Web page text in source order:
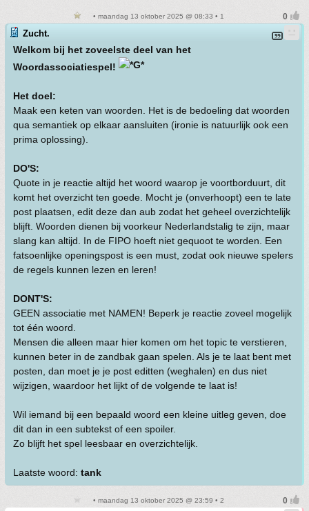
• maandag 13 oktober 2025 @ 08:33 • 1
Zucht.
Welkom bij het zoveelste deel van het
Woordassociatiespel!
Het doel:
Maak een keten van woorden. Het is de bedoeling dat woorden
qua semantiek op elkaar aansluiten (ironie is natuurlijk ook een
prima oplossing).
DO'S:
Quote in je reactie altijd het woord waarop je voortborduurt, dit
komt het overzicht ten goede. Mocht je (onverhoopt) een te late
post plaatsen, edit deze dan aub zodat het geheel overzichtelijk
blijft. Woorden dienen bij voorkeur Nederlandstalig te zijn, maar
slang kan altijd. In de FIPO hoeft niet gequoot te worden. Een
fatsoenlijke openingspost is een must, zodat ook nieuwe spelers
de regels kunnen lezen en leren!
DONT'S:
GEEN associatie met NAMEN! Beperk je reactie zoveel mogelijk
tot één woord.
Mensen die alleen maar hier komen om het topic te verstieren,
kunnen beter in de zandbak gaan spelen. Als je te laat bent met
posten, dan moet je je post editten (weghalen) en dus niet
wijzigen, waardoor het lijkt of de volgende te laat is!
Wil iemand bij een bepaald woord een kleine uitleg geven, doe
dit dan in een subtekst of een spoiler.
Zo blijft het spel leesbaar en overzichtelijk.
Laatste woord: tank
• maandag 13 oktober 2025 @ 23:59 • 2